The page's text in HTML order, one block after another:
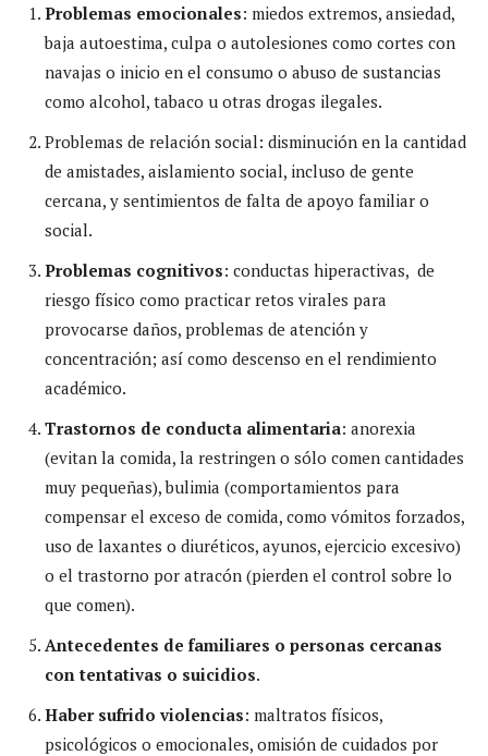
Problemas emocionales: miedos extremos, ansiedad,
baja autoestima, culpa o autolesiones como cortes con
navajas o inicio en el consumo o abuso de sustancias
como alcohol, tabaco u otras drogas ilegales.
Problemas de relación social: disminución en la cantidad
de amistades, aislamiento social, incluso de gente
cercana, y sentimientos de falta de apoyo familiar o
social.
Problemas cognitivos: conductas hiperactivas, de
riesgo físico como practicar retos virales para
provocarse daños, problemas de atención y
concentración; así como descenso en el rendimiento
académico.
Trastornos de conducta alimentaria: anorexia
(evitan la comida, la restringen o sólo comen cantidades
muy pequeñas), bulimia (comportamientos para
compensar el exceso de comida, como vómitos forzados,
uso de laxantes o diuréticos, ayunos, ejercicio excesivo)
o el trastorno por atracón (pierden el control sobre lo
que comen).
Antecedentes de familiares o personas cercanas
con tentativas o suicidios.
Haber sufrido violencias: maltratos físicos,
psicológicos o emocionales, omisión de cuidados por